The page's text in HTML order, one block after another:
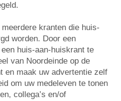
kranten die huis-
worden. Door een
huis-aan-huiskrant te
van Noordeinde op de
en maak uw advertentie zelf
om uw medeleven te tonen
collega’s en/of